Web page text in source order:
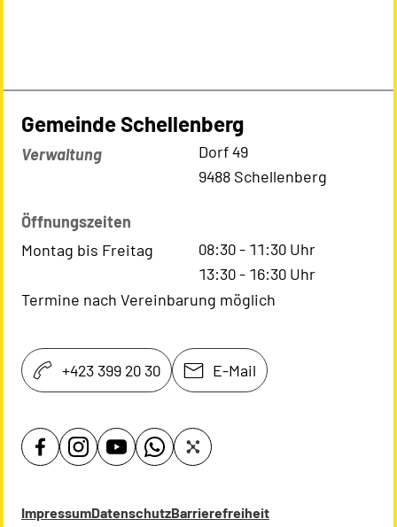
Gemeinde Schellenberg
Verwaltung
Dorf 49
9488 Schellenberg
Öffnungszeiten
Montag bis Freitag
08:30- 11:30 Uhr
13:30- 16:30 Uhr
Termine nach Vereinbarung möglich
+423 399 20 30 E-Mail
ImpressumDatenschutzBarrierefreiheit